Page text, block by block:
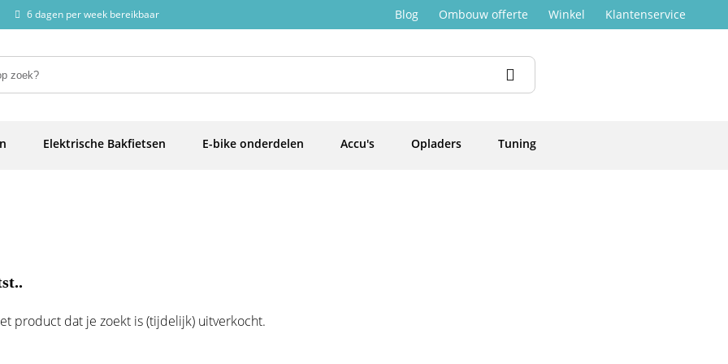
6 dagen per week bereikbaar Blog Ombouw offerte Winkel Klantenservice
Elektrische Bakfietsen E-bike onderdelen Accu's Opladers Tuning
product dat je zoekt is (tijdelijk) uitverkocht.